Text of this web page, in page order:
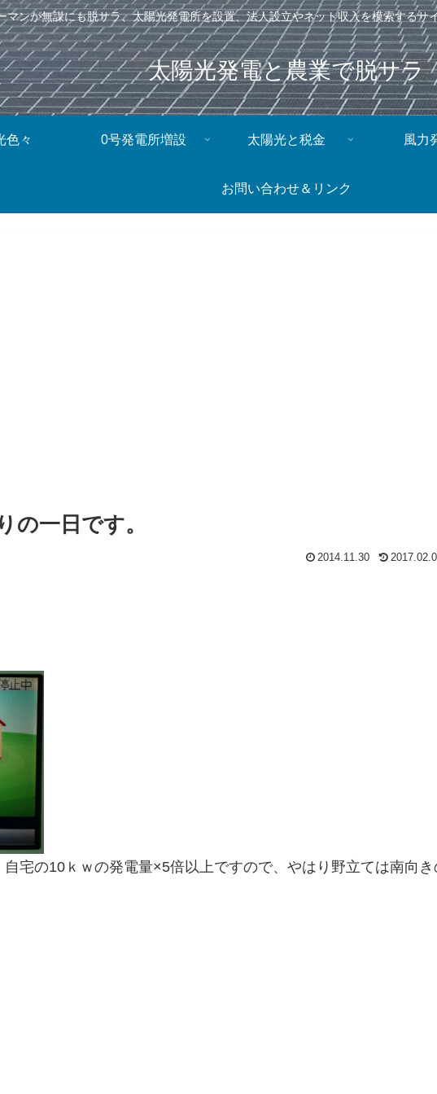
マンが無謀にも脱サラ、太陽光発電所を設置、法人設立やネット収入を模索するサ
太陽光発電と農業で脱サラ
色々 0号発電所増設 太陽光と税金 風力
お問い合わせ＆リンク
の一日です。
2014.11.30
宅の10ｋｗの発電量×5倍以上ですので、やはり野立ては南向き